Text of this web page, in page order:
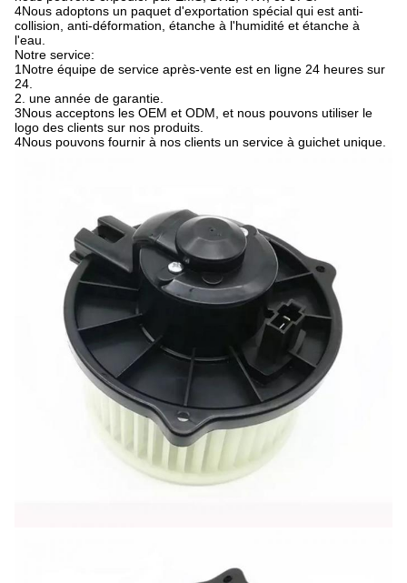
4Nous adoptons un paquet d'exportation spécial qui est anti-
collision, anti-déformation, étanche à l'humidité et étanche à
l'eau.
Notre service:
1Notre équipe de service après-vente est en ligne 24 heures sur
24.
2. une année de garantie.
3Nous acceptons les OEM et ODM, et nous pouvons utiliser le
logo des clients sur nos produits.
4Nous pouvons fournir à nos clients un service à guichet unique.